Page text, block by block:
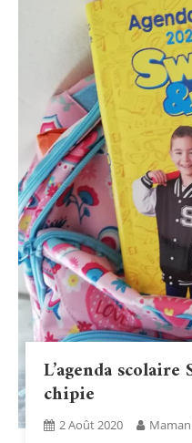
L’agenda
chipie
2 Août 2020